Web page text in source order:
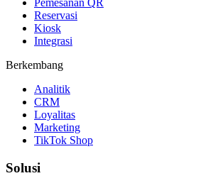
Pemesanan QR
Reservasi
Kiosk
Integrasi
Berkembang
Analitik
CRM
Loyalitas
Marketing
TikTok Shop
Solusi